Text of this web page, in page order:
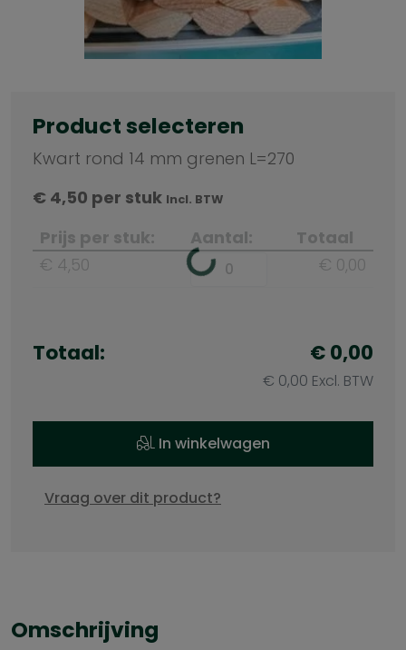
Product selecteren
Kwart rond 14 mm grenen L=270
€ 4,50 per stuk Incl. BTW
Prijs per stuk: Aantal:
Totaal
€ 4,50
€ 0,00
Totaal: € 0,00
€ 0,00 Excl. BTW
In winkelwagen
Vraag over dit product?
Omschrijving